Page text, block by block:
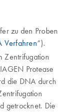
zu den Proben
Verfahren“).
Zentrifugation
Protease
die DNA durch
getrocknet. Die